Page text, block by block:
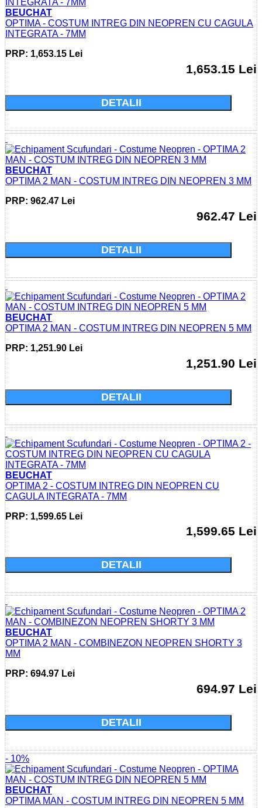
BEUCHAT
OPTIMA - COSTUM INTREG DIN NEOPREN CU CAGULA
INTEGRATA - 7MM
PRP: 1,653.15 Lei
1,653.15 Lei
DETALII
BEUCHAT
OPTIMA 2 MAN - COSTUM INTREG DIN NEOPREN 3 MM
PRP: 962.47 Lei
962.47 Lei
DETALII
BEUCHAT
OPTIMA 2 MAN - COSTUM INTREG DIN NEOPREN 5 MM
PRP: 1,251.90 Lei
1,251.90 Lei
DETALII
BEUCHAT
OPTIMA 2 - COSTUM INTREG DIN NEOPREN CU
CAGULA INTEGRATA - 7MM
PRP: 1,599.65 Lei
1,599.65 Lei
DETALII
BEUCHAT
OPTIMA 2 MAN - COMBINEZON NEOPREN SHORTY 3
MM
PRP: 694.97 Lei
694.97 Lei
DETALII
- 10%
BEUCHAT
OPTIMA MAN - COSTUM INTREG DIN NEOPREN 5 MM